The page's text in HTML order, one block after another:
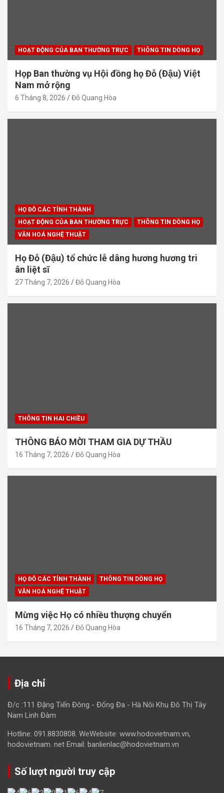
HOẠT ĐỘNG CỦA BAN THƯỜNG TRỰC THÔNG TIN DÒNG HỌ
Họp Ban thường vụ Hội đồng họ Đỗ (Đậu) Việt
Nam mở rộng
6 Tháng 8, 2026 Đỗ Quang Hòa
HỌ ĐỖ CÁC TỈNH THÀNH
HOẠT ĐỘNG CỦA BAN THƯỜNG TRỰC
THÔNG TIN DÒNG HỌ
VĂN HOÁ NGHỆ THUẬT
Họ Đỗ (Đậu) tổ chức lễ dâng hương hương tri
ân liệt sĩ
27 Tháng 7, 2026 Đỗ Quang Hòa
THÔNG TIN HAI CHIỀU
THÔNG BÁO MỜI THAM GIA DỰ THẦU
16 Tháng 7, 2026 Đỗ Quang Hòa
HỌ ĐỖ CÁC TỈNH THÀNH
THÔNG TIN DÒNG HỌ
VĂN HOÁ NGHỆ THUẬT
Mừng việc Họ có nhiều thượng chuyển
16 Tháng 7, 2026 Đỗ Quang Hòa
Địa chỉ
Đ/c :111 Đặng Tiến Đông - Đống Đa - Hà Nôi Khu Đô Thị Tây
Nam Linh Đàm
Hotline: 091.8830808. WeWebsite: www.hodovietnam.vn,
hodovietnam. net Email: banlienlac@hodovietnam.vn
Số lượt người truy cập